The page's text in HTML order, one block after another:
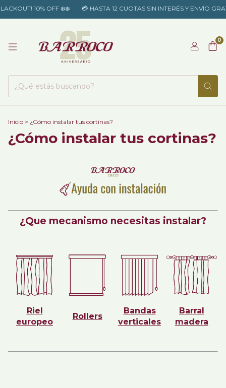
10% OFF ​❄️​​❄️​ 💳 HASTA 12 CUOTAS SIN INTERÉS Y ENVÍO
0
Inicio > ¿Cómo instalar tus cortinas?
¿Cómo instalar tus cortinas?
¿Que mecanismo necesitas instalar?
Riel
europeo
Rollers
Bandas
verticales
Barral
madera